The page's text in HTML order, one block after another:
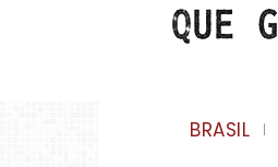
BRASIL